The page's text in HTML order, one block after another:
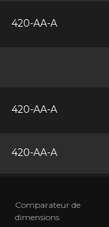
420-AA-A
420-AA-A
420-AA-A
Comparateur de
dimensions